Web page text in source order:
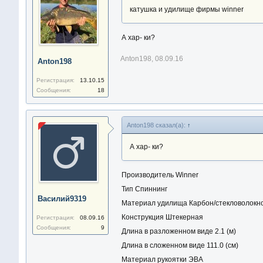
Anton198
Регистрация:
13.10.15
Сообщения:
18
катушка и удилище фирмы winner
А хар- ки?
Anton198, 08.09.16
Василий9319
Регистрация:
08.09.16
Сообщения:
9
Anton198 сказал(а): ↑
А хар- ки?
Производитель Winner
Тип Спиннинг
Материал удилища Карбон/
Конструкция Штекерная
Длина в разложенном виде 2.1 (м)
Длина в сложенном виде 111.0 (см)
Материал рукоятки ЭВА